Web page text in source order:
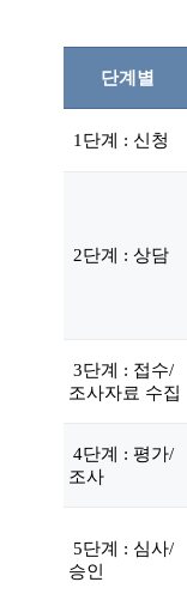
단계별
1단계 : 신청
2단계 : 상담
3단계 : 접수/
조사자료 수집
4단계 : 평가/
조사
5단계 : 심사/
승인